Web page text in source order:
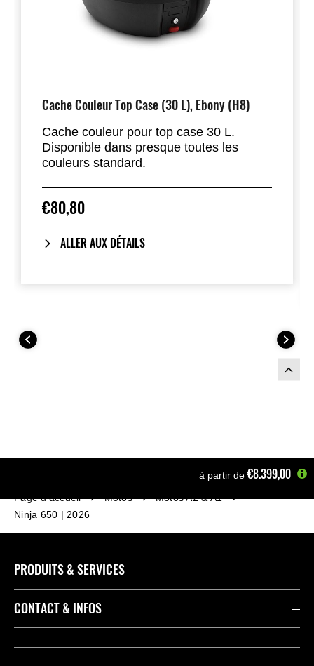
Cache Couleur Top Case (30 L), Ebony (H8)
Cache couleur pour top case 30 L.
Disponible dans presque toutes les
couleurs standard.
€80,80
ALLER AUX DÉTAILS
à partir de €8.399,00
Page d'accueil Motos
Motos A2 & A1
Ninja 650 | 2026
PRODUITS & SERVICES
Accessoires & Pièces
CONTACT & INFOS
Contact